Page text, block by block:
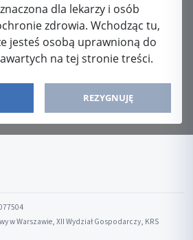
dla lekarzy i osób
zdrowia. Wchodząc tu,
jesteś osobą uprawnioną do
na tej stronie treści.
REZYGNUJĘ
w Warszawie, XII Wydział Gospodarczy, KRS